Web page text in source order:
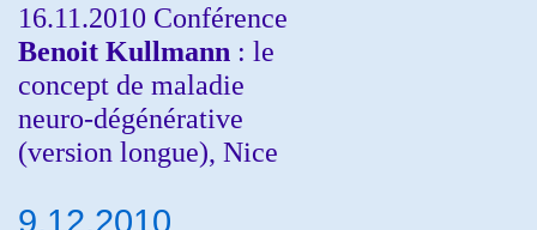
16.11.2010 Conférence
Benoit Kullmann : le
concept de maladie
neuro-dégénérative
(version longue), Nice
9.12.2010